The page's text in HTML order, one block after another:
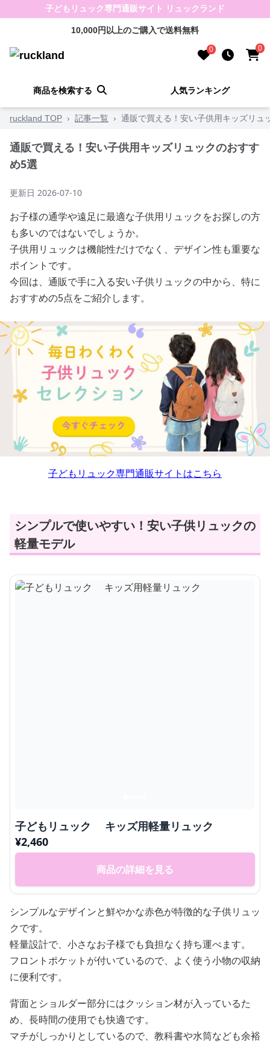
子どもリュック専門通販サイト リュックランド
10,000円以上のご購入で送料無料
0 0
商品を検索する 人気ランキング
ruckland TOP › 記事一覧 › 通販で買える！安い子供用キッズリュ
通販で買える！安い子供用キッズリュックのおすす
め5選
更新日 2026-07-10
お子様の通学や遠足に最適な子供用リュックをお探しの方
も多いのではないでしょうか。
子供用リュックは機能性だけでなく、デザイン性も重要な
ポイントです。
今回は、通販で手に入る安い子供リュックの中から、特に
おすすめの5点をご紹介します。
子どもリュック専門通販サイトはこちら
シンプルで使いやすい！安い子供リュックの
軽量モデル
子どもリュック キッズ用軽量リュック
¥2,460
商品の詳細を見る
シンプルなデザインと鮮やかな赤色が特徴的な子供リュッ
クです。
軽量設計で、小さなお子様でも負担なく持ち運べます。
フロントポケットが付いているので、よく使う小物の収納
に便利です。
背面とショルダー部分にはクッション材が入っているた
め、長時間の使用でも快適です。
マチがしっかりとしているので、教科書や水筒なども余裕